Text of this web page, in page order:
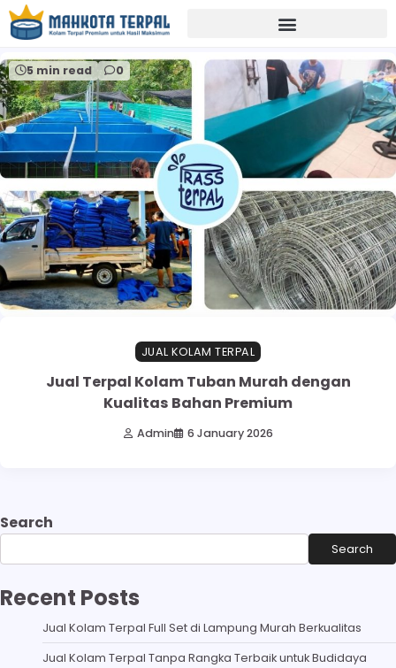
Home kolamterpaltuban
5 min read 0
JUAL KOLAM TERPAL
Jual Terpal Kolam Tuban Murah dengan
Kualitas Bahan Premium
Admin 6 January 2026
Search
Search
Recent Posts
Jual Kolam Terpal Full Set di Lampung Murah Berkualitas
Jual Kolam Terpal Tanpa Rangka Terbaik untuk Budidaya